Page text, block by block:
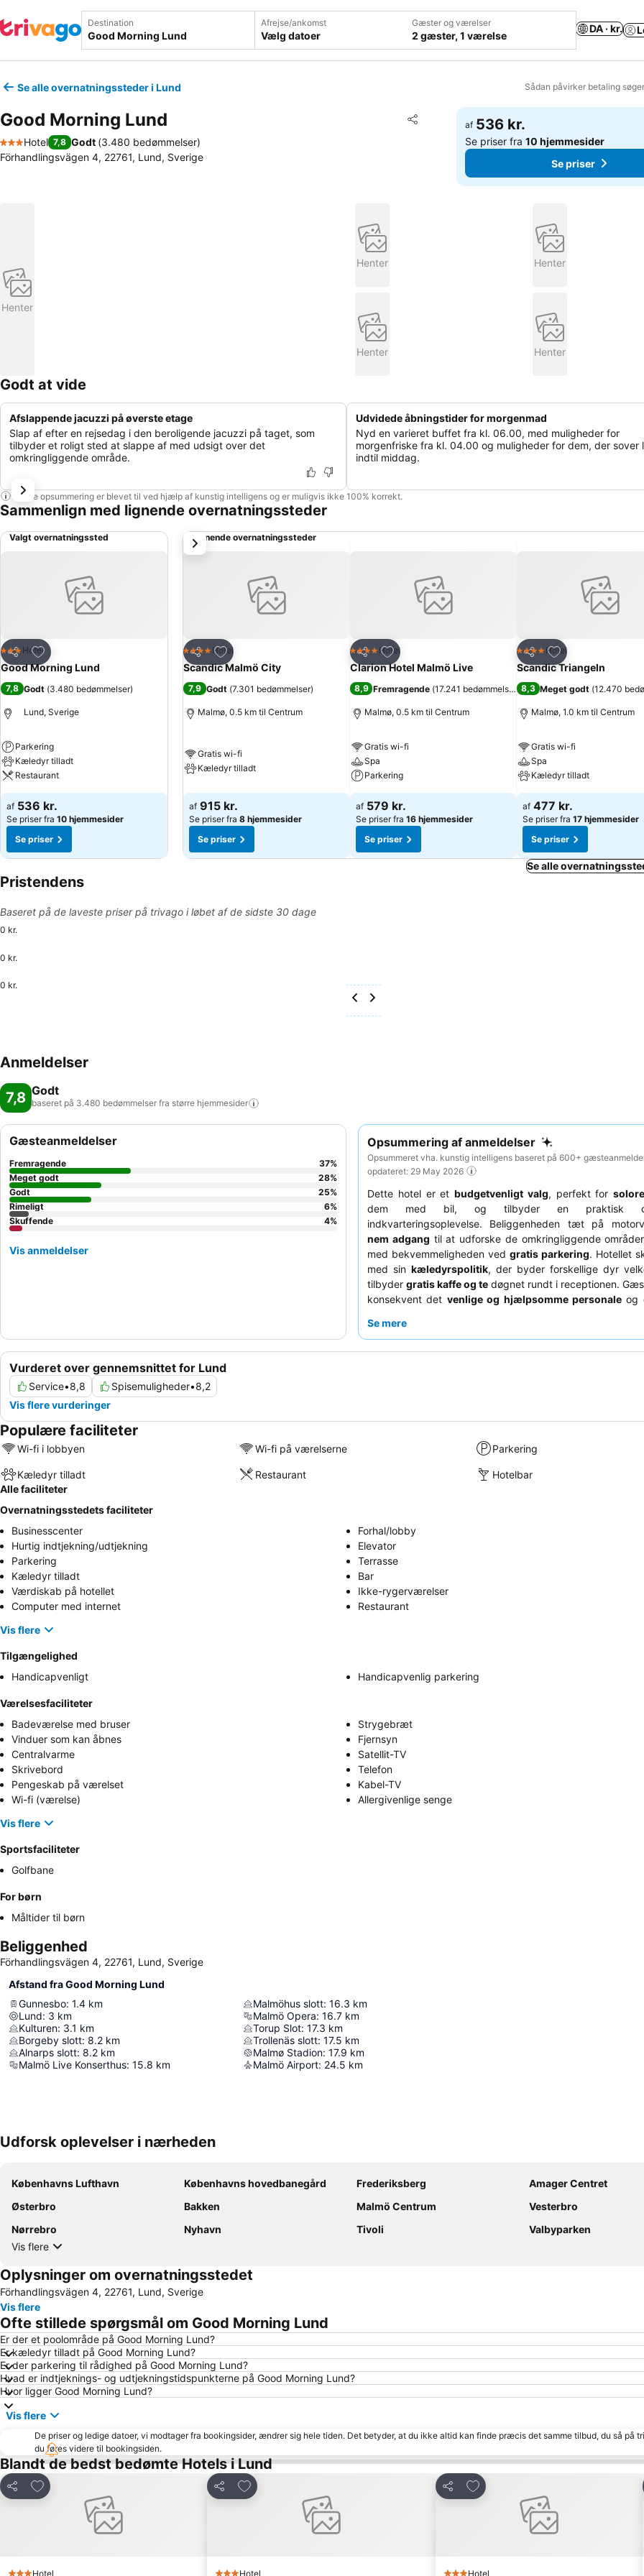
Destination Afrejse/ankomst
Vælg datoer
Gæster og værelser
2 gæster, 1 værelse
DA · kr.
Se alle overnatningssteder i Lund Sådan påvirker betaling
Good Morning Lund Del
Føj til favoritter
3 Stjerner
Hotel 7,8 Godt (3.480 bedømmelser)
Förhandlingsvägen 4, 22761, Lund, Sverige
af 536 kr.
Se priser fra10 hjemmesider
Se priser
Henter
Henter Henter
Henter Henter
Godt at vide
Afslappende jacuzzi på øverste etage
Slap af efter en rejsedag i den beroligende jacuzzi på taget, som
tilbyder et roligt sted at slappe af med udsigt over det
omkringliggende område.
Udvidede åbningstider for morgenmad
Nyd en varieret buffet fra kl. 06.00, med muligheder for
morgenfriske fra kl. 04.00 og muligheder for dem, der sover
indtil middag.
Denne opsummering er blevet til ved hjælp af kunstig intelligens og er muligvis ikke 100% korrekt.
Sammenlign med lignende overnatningssteder
Valgt overnatningssted
Del
Føj til favoritter
3 Stjerner
Hotel
Good Morning Lund
7,8 Godt (3.480 bedømmelser)
Lund, Sverige
Parkering
Kæledyr tilladt
Restaurant
af 536 kr.
Se priser fra 10 hjemmesider
Se priser
Lignende overnatningssteder
Del
Føj til favoritter
4 StjernerHotel
Scandic Malmö City
7,9 Godt (7.301 bedømmelser)
Malmø, 0.5 km til Centrum
Gratis wi-fi
Kæledyr tilladt
af 915 kr.
Se priser fra 8 hjemmesider
Se priser
Del
Føj til favoritter
4 StjernerHotel
Clarion Hotel Malmö Live
8,9 Fremragende (17.241 bedømmelser)
Malmø, 0.5 km til Centrum
Gratis wi-fi
Spa
Parkering
af 579 kr.
Se priser fra 16 hjemmesider
Se priser
Del
Føj til favoritter
4 StjernerHotel
Scandic Triangeln
8,3 Meget godt (12.470
Malmø, 1.0 km til Centrum
Gratis wi-fi
Spa
Kæledyr tilladt
af 477 kr.
Se priser fra 17 hjemmesider
Se priser
næste
Se alle
Pristendens
Baseret på de laveste priser på trivago i løbet af de sidste 30 dage
0 kr.
0 kr.
0 kr.
Anmeldelser
7,8 Godt
baseret på 3.480 bedømmelser fra større hjemmesider
Opsummering af anmeldelser
Opsummeret vha. kunstig intelligens baseret på 600+
opdateret: 29 May 2026
Dette hotel er etbudgetvenligt valg, perfekt for
dem med bil, og tilbyder en praktisk
indkvarteringsoplevelse. Beliggenheden tæt på
nem adgang til at udforske de omkringliggende
med bekvemmeligheden ved gratis parkering. Hotellet
med sin kæledyrspolitik, der byder forskellige dyr
tilbyder gratis kaffe og te døgnet rundt i receptionen.
konsekvent det venlige og hjælpsomme personaleog
et mere roligt ophold bør gæster anmode om et værelse,
Se mere
Vurderet over gennemsnittet for Lund
Service•8,8 Spisemuligheder•8,2
Vis flere vurderinger
Gæsteanmeldelser
Fremragende 37%
Meget godt
28%
Godt
25%
Rimeligt
6%
Skuffende
4%
Vis anmeldelser
Populære faciliteter
Wi-fi i lobbyen Wi-fi på værelserne Parkering
Kæledyr tilladt Restaurant
Hotelbar
Alle faciliteter
Overnatningsstedets faciliteter
Businesscenter
Forhal/lobby
Hurtig indtjekning/udtjekning
Elevator
Parkering
Terrasse
Kæledyr tilladt
Bar
Værdiskab på hotellet
Ikke-rygerværelser
Computer med internet
Restaurant
Vis flere
Tilgængelighed
Handicapvenligt
Handicapvenlig parkering
Værelsesfaciliteter
Badeværelse med bruser
Strygebræt
Vinduer som kan åbnes
Fjernsyn
Centralvarme
Satellit-TV
Skrivebord
Telefon
Pengeskab på værelset
Kabel-TV
Wi-fi (værelse)
Allergivenlige senge
Vis flere
Sportsfaciliteter
Golfbane
For børn
Måltider til børn
Beliggenhed
Förhandlingsvägen 4, 22761, Lund, Sverige
Afstand fra Good Morning Lund
Gunnesbo: 1.4 km
Lund: 3 km
Kulturen: 3.1 km
Borgeby slott: 8.2 km
Alnarps slott: 8.2 km
Malmö Live Konserthus: 15.8 km
Malmöhus slott: 16.3 km
Malmö Opera: 16.7 km
Torup Slot: 17.3 km
Trollenäs slott: 17.5 km
Malmø Stadion: 17.9 km
Malmö Airport: 24.5 km
Udforsk oplevelser i nærheden
Københavns Lufthavn Københavns hovedbanegård Frederiksberg
Amager Centret
Østerbro
Bakken Malmö Centrum
Vesterbro
Nørrebro
Nyhavn Tivoli
Valbyparken
Vis flere
Oplysninger om overnatningsstedet
Förhandlingsvägen 4, 22761, Lund, Sverige
Vis flere
Ofte stillede spørgsmål om Good Morning Lund
Er der et poolområde på Good Morning Lund?
Er kæledyr tilladt på Good Morning Lund?
Er der parkering til rådighed på Good Morning Lund?
Hvad er indtjeknings- og udtjekningstidspunkterne på Good Morning Lund?
Hvor ligger Good Morning Lund?
Vis flere
De priser og ledige datoer, vi modtager fra bookingsider, ændrer sig hele tiden. Det betyder, at du ikke altid kan finde præcis det samme tilbud, du så på
du føres videre til bookingsiden.
Blandt de bedst bedømte Hotels i Lund
Del
Føj til favoritter
Hotel
Del
Føj til favoritter
Hotel
Del
Føj til favoritter
Hotel